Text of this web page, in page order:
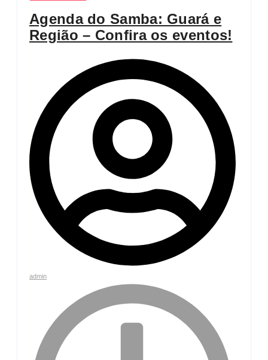
Agenda do Samba: Guará e
Região – Confira os eventos!
admin